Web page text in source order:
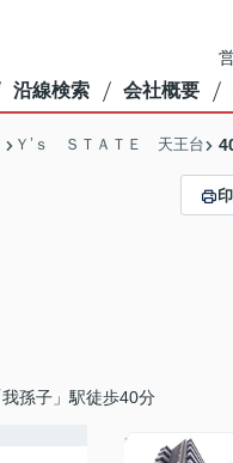
沿線検索 会社概要
Ｙ’ｓ ＳＴＡＴＥ 天王台
孫子」駅徒歩40分